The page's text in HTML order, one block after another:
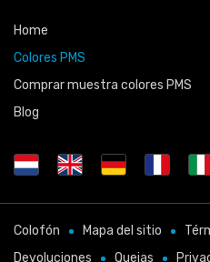
Home
Colores PMS
Comprar muestra colores PMS
Blog
Colofón Mapa del sitio
Devoluciones
Quejas